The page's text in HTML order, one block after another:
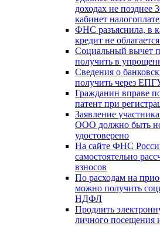
доходах не позднее
кабинет
ФНС разъяснила, в
кредит не
Социальный
получить в
Сведения о
получить через
Гражданин вправе
патент при
Заявление
ООО должно быть
удостоверено
На сайте ФНС
самостоятельно
взносов
По расходам на
можно получить
НДФЛ
Продлить
личного посещения